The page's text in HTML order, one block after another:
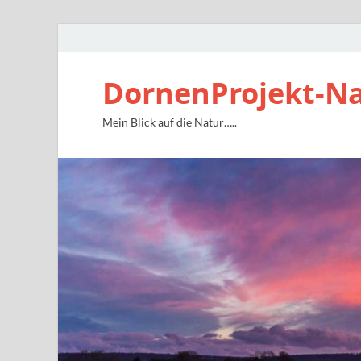
DornenProjekt-
Mein Blick auf die Natur…..